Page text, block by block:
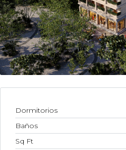
Dormitorios
Baños
Sq Ft